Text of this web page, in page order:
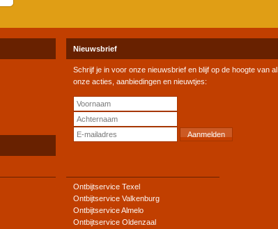
Nieuwsbrief
Schrijf je in voor onze nieuwsbrief en blijf op de hoogte van al
onze acties, aanbiedingen en nieuwtjes:
Ontbijtservice Texel
Ontbijtservice Valkenburg
Ontbijtservice Almelo
Ontbijtservice Oldenzaal